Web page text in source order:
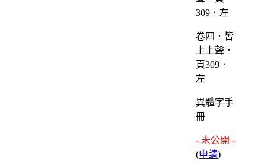
卷四．皆
上上聲．
頁309．
左
異體字手
冊
- 未公開 -
(申請)